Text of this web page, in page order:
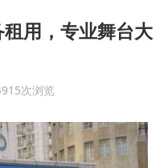
用，专业舞台大
次浏览